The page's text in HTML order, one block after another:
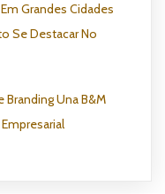
Grandes Cidades
Se Destacar No
Una B&M